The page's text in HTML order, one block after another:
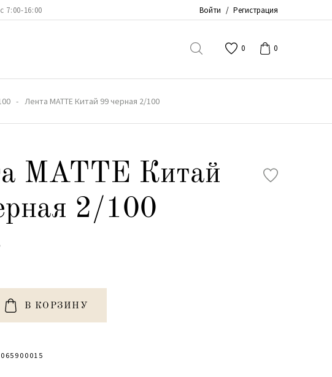
7:00-16:00 Войти / Регистрация
0 0
Лента MATTE Китай 99 черная 2/100
MATTE Китай
2/100
В КОРЗИНУ